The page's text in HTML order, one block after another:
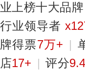
业上榜十大品牌
行业领导者
牌得票7万+ |
店17+ | 评分